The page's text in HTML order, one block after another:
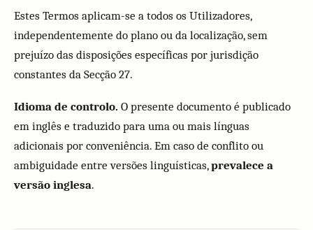
Estes Termos aplicam-se a todos os Utilizadores,
independentemente do plano ou da localização, sem
prejuízo das disposições específicas por jurisdição
constantes da Secção 27.
Idioma de controlo. O presente documento é publicado
em inglês e traduzido para uma ou mais línguas
adicionais por conveniência. Em caso de conflito ou
ambiguidade entre versões linguísticas,prevalece a
versão inglesa.